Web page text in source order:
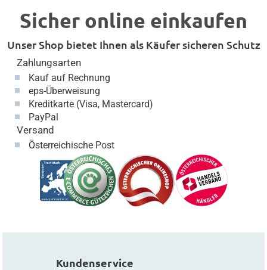
Sicher online einkaufen
Unser Shop bietet Ihnen als Käufer sicheren Schutz
Zahlungsarten
Kauf auf Rechnung
eps-Überweisung
Kreditkarte (Visa, Mastercard)
PayPal
Versand
Österreichische Post
Kundenservice